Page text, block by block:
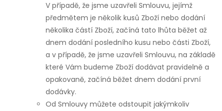
V případě, že jsme uzavřeli Smlouvu, jejímž
předmětem je několik kusů Zboží nebo dodání
několika částí Zboží, začíná tato lhůta běžet až
dnem dodání posledního kusu nebo části Zboží,
a v případě, že jsme uzavřeli Smlouvu, na základě
které Vám budeme Zboží dodávat pravidelně a
opakovaně, začíná běžet dnem dodání první
dodávky.
Od Smlouvy můžete odstoupit jakýmkoliv